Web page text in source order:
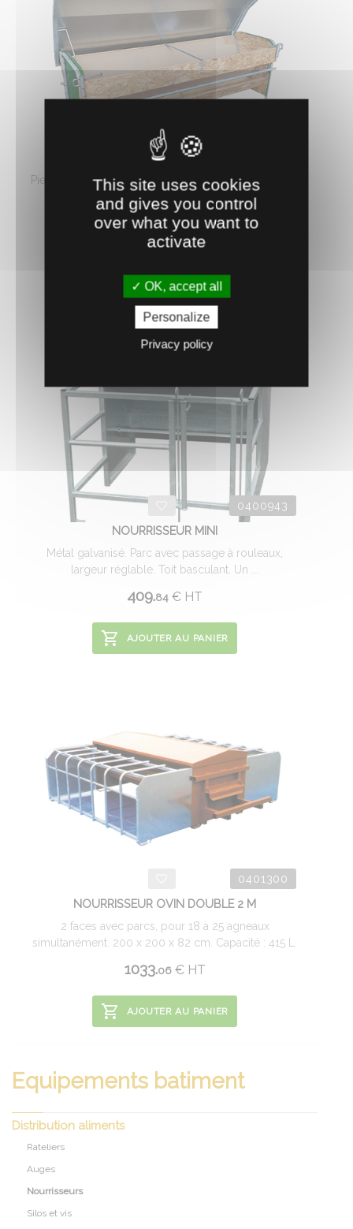
NOURRISSEUR ST 2 M
Pieds et tubes métalliques galvanisés, auge et trémie
en aggloméré marine, toit ...
520.12 €HT
0400943
NOURRISSEUR MINI
Métal galvanisé. Parc avec passage à rouleaux,
largeur réglable. Toit basculant. Un ...
409.84 € HT
AJOUTER AU PANIER
0401300
NOURRISSEUR OVIN DOUBLE 2 M
2 faces avec parcs, pour 18 à 25 agneaux
simultanément. 200 x 200 x 82 cm. Capacité : 415 L.
1033.06 €HT
AJOUTER AU PANIER
Equipements batiment
Distribution aliments
Rateliers
Auges
Nourrisseurs
Silos et vis
This site uses cookies
and gives you control
over what you want to
activate
OK, accept all
Personalize
Privacy policy